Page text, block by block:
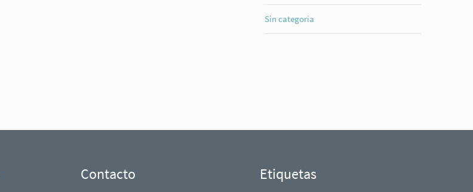
Sin categoría
Contacto Etiquetas